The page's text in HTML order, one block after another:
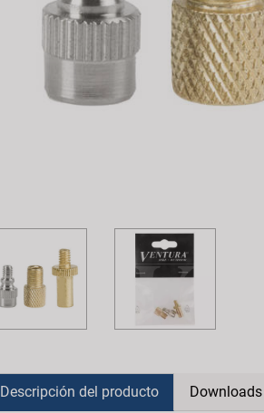
Descripción del producto Downloads